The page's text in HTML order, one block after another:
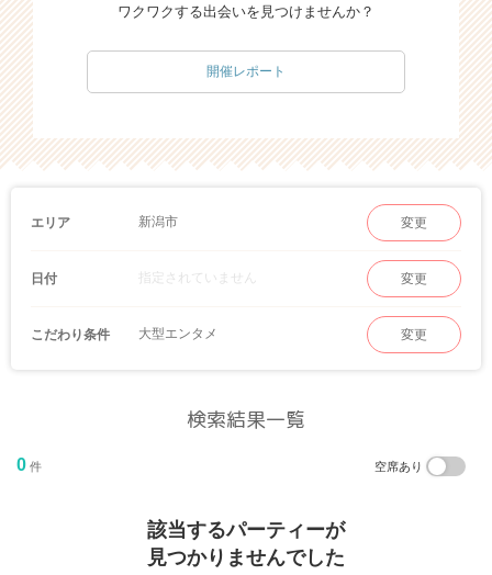
ワクワクする出会いを見つけませんか？
開催レポート
エリア 新潟市 変更
日付 指定されていません 変更
こだわり条件 大型エンタメ 変更
検索結果一覧
0 件 空席あり
該当するパーティーが
見つかりませんでした